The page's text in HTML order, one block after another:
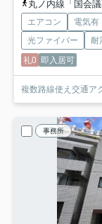
丸ノ内線「国会
エアコン 電気有
光ファイバー
耐
礼0 即入居可
複数路線使え交通ア
事務所